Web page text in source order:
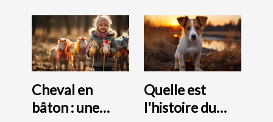
Cheval en
bâton : une
Quelle est
l'histoire du